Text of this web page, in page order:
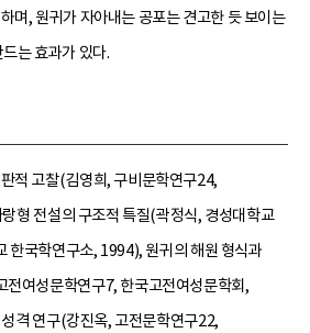
며, 원귀가 자아내는 공포는 견고한 듯 보이는
는 효과가 있다.
적 고찰(김영희, 구비문학연구24,
형 전설의 구조적 특질(곽정식, 경성대학교
한국학연구소, 1994), 원귀의 해원 형식과
전여성문학연구7, 한국고전여성문학회,
격 연구(강진옥, 고전문학연구22,